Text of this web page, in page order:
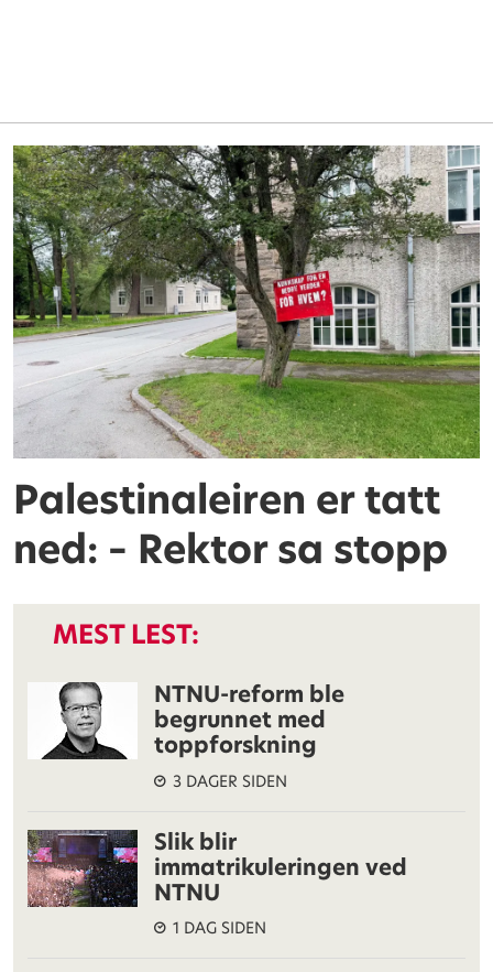
Palestinaleiren er tatt
ned: – Rektor sa stopp
MEST LEST:
NTNU-reform ble
begrunnet med
toppforskning
3 DAGER SIDEN
Slik blir
immatrikuleringen ved
NTNU
1 DAG SIDEN